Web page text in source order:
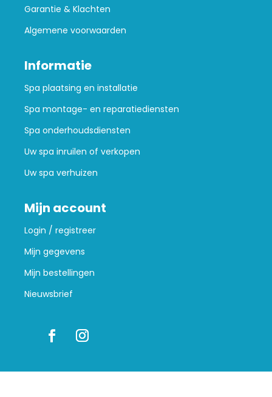
Garantie & Klachten
Algemene voorwaarden
Informatie
Spa plaatsing en installatie
Spa montage- en reparatiediensten
Spa onderhoudsdiensten
Uw spa inruilen of verkopen
Uw spa verhuizen
Mijn account
Login / registreer
Mijn gegevens
Mijn bestellingen
Nieuwsbrief